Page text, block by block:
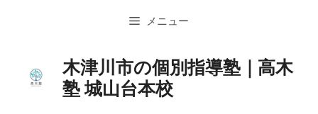
メニュー
木津川市の個別指導塾｜高木
塾 城山台本校